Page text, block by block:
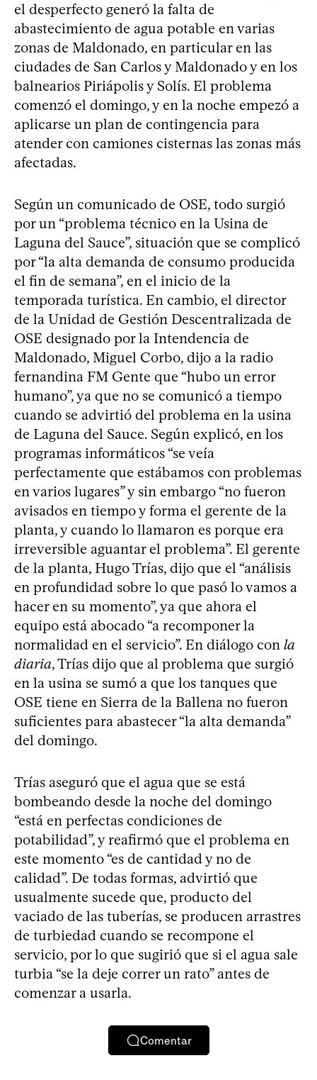
el desperfecto generó la falta de
abastecimiento de agua potable en varias
zonas de Maldonado, en particular en las
ciudades de San Carlos y Maldonado y en los
balnearios Piriápolis y Solís. El problema
comenzó el domingo, y en la noche empezó a
aplicarse un plan de contingencia para
atender con camiones cisternas las zonas más
afectadas.
Según un comunicado de OSE, todo surgió
por un “problema técnico en la Usina de
Laguna del Sauce”, situación que se complicó
por “la alta demanda de consumo producida
el fin de semana”, en el inicio de la
temporada turística. En cambio, el director
de la Unidad de Gestión Descentralizada de
OSE designado por la Intendencia de
Maldonado, Miguel Corbo, dijo a la radio
fernandina FM Gente que “hubo un error
humano”, ya que no se comunicó a tiempo
cuando se advirtió del problema en la usina
de Laguna del Sauce. Según explicó, en los
programas informáticos “se veía
perfectamente que estábamos con problemas
en varios lugares” y sin embargo “no fueron
avisados en tiempo y forma el gerente de la
planta, y cuando lo llamaron es porque era
irreversible aguantar el problema”. El gerente
de la planta, Hugo Trías, dijo que el “análisis
en profundidad sobre lo que pasó lo vamos a
hacer en su momento”, ya que ahora el
equipo está abocado “a recomponer la
normalidad en el servicio”. En diálogo con la
diaria, Trías dijo que al problema que surgió
en la usina se sumó a que los tanques que
OSE tiene en Sierra de la Ballena no fueron
suficientes para abastecer “la alta demanda”
del domingo.
Trías aseguró que el agua que se está
bombeando desde la noche del domingo
“está en perfectas condiciones de
potabilidad”, y reafirmó que el problema en
este momento “es de cantidad y no de
calidad”. De todas formas, advirtió que
usualmente sucede que, producto del
vaciado de las tuberías, se producen arrastres
de turbiedad cuando se recompone el
servicio, por lo que sugirió que si el agua sale
turbia “se la deje correr un rato” antes de
comenzar a usarla.
Comentar